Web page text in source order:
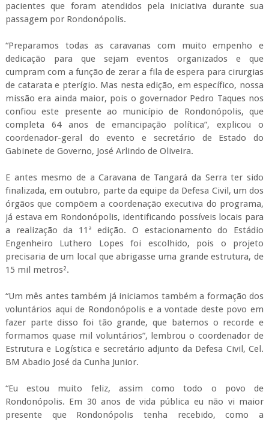
pacientes que foram atendidos pela iniciativa durante sua
passagem por Rondonópolis.
“Preparamos todas as caravanas com muito empenho e
dedicação para que sejam eventos organizados e que
cumpram com a função de zerar a fila de espera para cirurgias
de catarata e pterígio. Mas nesta edição, em específico, nossa
missão era ainda maior, pois o governador Pedro Taques nos
confiou este presente ao município de Rondonópolis, que
completa 64 anos de emancipação política”, explicou o
coordenador-geral do evento e secretário de Estado do
Gabinete de Governo, José Arlindo de Oliveira.
E antes mesmo de a Caravana de Tangará da Serra ter sido
finalizada, em outubro, parte da equipe da Defesa Civil, um dos
órgãos que compõem a coordenação executiva do programa,
já estava em Rondonópolis, identificando possíveis locais para
a realização da 11ª edição. O estacionamento do Estádio
Engenheiro Luthero Lopes foi escolhido, pois o projeto
precisaria de um local que abrigasse uma grande estrutura, de
15 mil metros².
“Um mês antes também já iniciamos também a formação dos
voluntários aqui de Rondonópolis e a vontade deste povo em
fazer parte disso foi tão grande, que batemos o recorde e
formamos quase mil voluntários”, lembrou o coordenador de
Estrutura e Logística e secretário adjunto da Defesa Civil, Cel.
BM Abadio José da Cunha Junior.
“Eu estou muito feliz, assim como todo o povo de
Rondonópolis. Em 30 anos de vida pública eu não vi maior
presente que Rondonópolis tenha recebido, como a